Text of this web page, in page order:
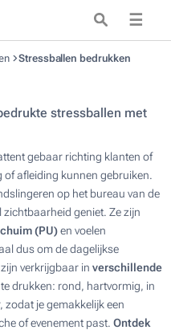
☰
Stressballen bedrukken
stressballen met
gebaar richting klanten of
afleiding kunnen gebruiken.
op het bureau van de
geniet. Ze zijn
(PU)en voelen
dus om de dagelijkse
verkrijgbaar in verschillende
drukken: rond, hartvormig, in
zodat je gemakkelijk een
of evenement past. Ontdek